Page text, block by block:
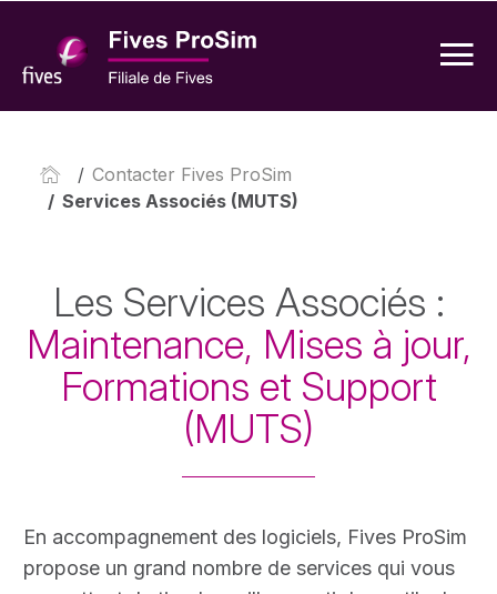
/ Contacter Fives ProSim
/ Services Associés (MUTS)
Les Services Associés :
Maintenance, Mises à jour,
Formations et Support
(MUTS)
En accompagnement des logiciels, Fives ProSim
propose un grand nombre de services qui vous